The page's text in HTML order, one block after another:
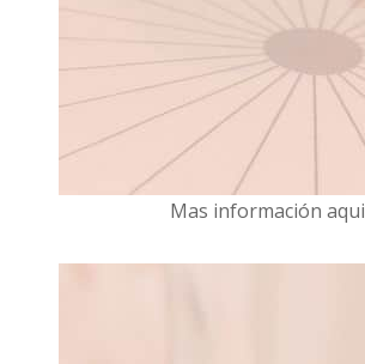
Mas información aqui